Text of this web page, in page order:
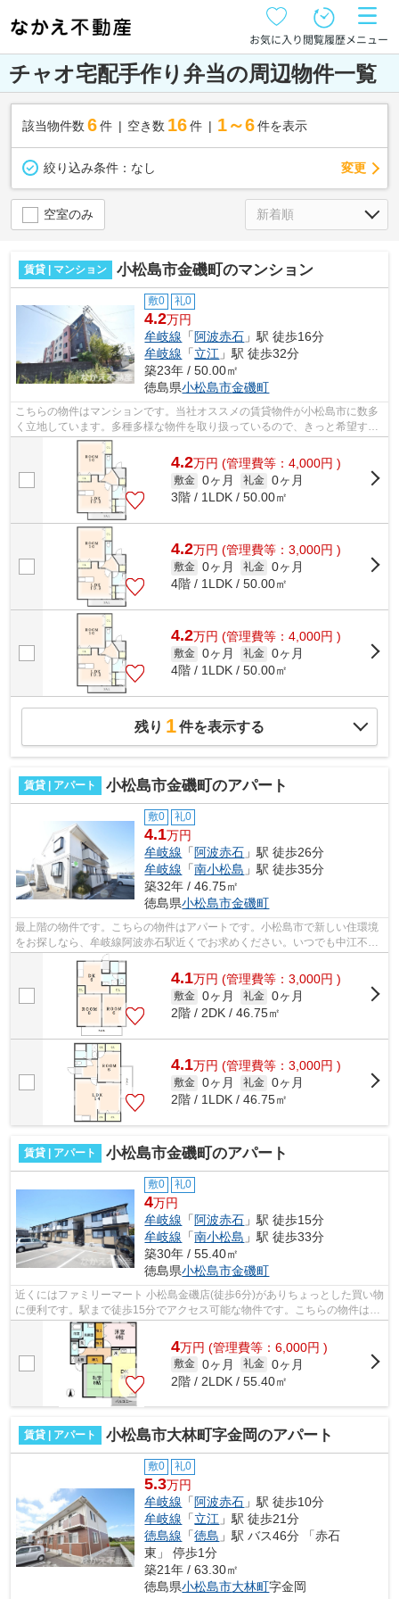
お気に入り閲覧履歴メニュー
チャオ宅配手作り弁当の周辺物件一覧
該当物件数 6件 空き数 16 件 1～6 件を表示
絞り込み条件： なし 変更
空室のみ
賃貸 | マンション 小松島市金磯町のマンション
敷0 礼0
4.2万円
牟岐線 「 阿波赤石 」駅 徒歩16分
牟岐線 「立江 」駅 徒歩32分
築23年 / 50.00㎡
徳島県小松島市金磯町
こちらの物件はマンションです。当社オススメの賃貸物件が小松島市に数多
く立地しています。多種多様な物件を取り扱っているので、きっと希望する
物件に出会えるはずです。お気軽にご...
4.2万円 (管理費等：4,000円 )
敷金 0ヶ月 礼金 0ヶ月
3階 / 1LDK / 50.00㎡
4.2万円 (管理費等：3,000円 )
敷金 0ヶ月 礼金 0ヶ月
4階 / 1LDK / 50.00㎡
4.2万円 (管理費等：4,000円 )
敷金 0ヶ月 礼金 0ヶ月
4階 / 1LDK / 50.00㎡
残り 1件を表示する
賃貸 | アパート 小松島市金磯町のアパート
敷0 礼0
4.1万円
牟岐線 「阿波赤石 」駅 徒歩26分
牟岐線 「南小松島 」駅 徒歩35分
築32年 / 46.75㎡
徳島県小松島市金磯町
最上階の物件です。こちらの物件はアパートです。小松島市で新しい住環境
をお探しなら、牟岐線阿波赤石駅近くでお求めください。いつでも中江不動
産までお気軽にお問い合わせください。
4.1万円 (管理費等：3,000円 )
敷金 0ヶ月 礼金 0ヶ月
2階 / 2DK / 46.75㎡
4.1万円 (管理費等：3,000円 )
敷金 0ヶ月 礼金 0ヶ月
2階 / 1LDK / 46.75㎡
賃貸 | アパート 小松島市金磯町のアパート
敷0 礼0
4万円
牟岐線 「 阿波赤石 」駅 徒歩15分
牟岐線 「南小松島 」駅 徒歩33分
築30年 / 55.40㎡
徳島県小松島市金磯町
近くにはファミリーマート 小松島金磯店(徒歩6分)がありちょっとした買い物
に便利です。駅まで徒歩15分でアクセス可能な物件です。こちらの物件はア
パートです。暖かな陽射しが心地よ...
4万円 (管理費等：6,000円 )
敷金 0ヶ月 礼金 0ヶ月
2階 / 2LDK / 55.40㎡
賃貸 | アパート 小松島市大林町字金岡のアパート
敷0 礼0
5.3万円
牟岐線 「 阿波赤石 」駅 徒歩10分
牟岐線 「立江 」駅 徒歩21分
徳島線 「徳島 」駅 バス46分 「赤石
東」 停歩1分
築21年 / 63.30㎡
徳島県小松島市大林町字金岡